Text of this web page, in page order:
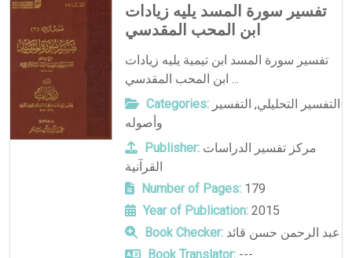
تفسير سورة المسد يليه زيادات
ابن المحب المقدسي
تفسير سورة المسد ابن تيمية يليه زيادات
ابن المحب المقدسي ...
Categories:
التفسير التحليلي, التفسير
وأصوله
Publisher: مركز تفسير الدراسات
القرآنية
Number of Pages:179
Year of Publication:2015
Book Checker: عبد الرحمن حسن قائد
Book Translator:---